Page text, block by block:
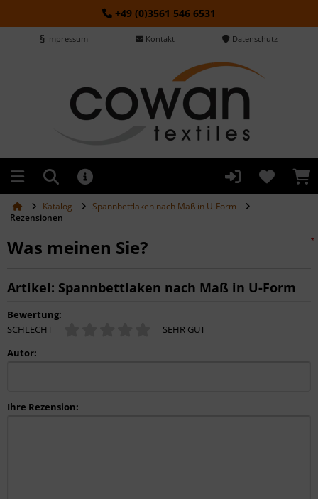
+49 (0)3561 546 6531
Impressum Kontakt Datenschutz
Katalog
Spannbettlaken nach Maß in U-Form
Rezensionen
Was meinen Sie?
Artikel: Spannbettlaken nach Maß in U-Form
Bewertung:
*
SCHLECHT
SEHR GUT
Autor:
*
Ihre Rezension:
*